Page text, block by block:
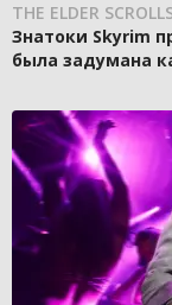
THE ELDER
Знатоки Skyrim
была задумана